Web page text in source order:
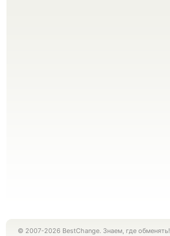
© 2007-2026 BestChange. Знаем, где обменять!